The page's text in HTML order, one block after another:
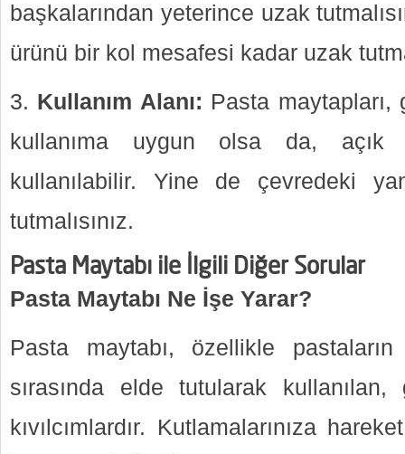
başkalarından yeterince uzak
ürünü bir kol mesafesi kadar uzak
Kullanım Alanı: Pasta
kullanıma uygun olsa da, açık
kullanılabilir. Yine de çevredeki
tutmalısınız.
Pasta Maytabı ile İlgili Diğer Sorular
Pasta Maytabı Ne İşe Yarar?
Pasta maytabı, özellikle
sırasında elde tutularak
kıvılcımlardır. Kutlamalarınıza